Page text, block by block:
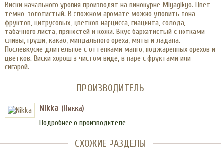
Виски начального уровня производят на винокурне Miyagikyo. Цвет
темно-золотистый. В сложном аромате можно уловить тона
фруктов, цитрусовых, цветков нарцисса, гиацинта, солода,
табачного листа, пряностей и кожи. Вкус бархатистый с нотками
сливы, груши, какао, миндального ореха, мяты и ладана.
Послевкусие длительное с оттенками манго, поджаренных орехов и
цветков. Виски хорош в чистом виде, в паре с фруктами или
сигарой.
ПРОИЗВОДИТЕЛЬ
Nikka (Никка)
Подробнее о производителе
СХОЖИЕ РАЗДЕЛЫ